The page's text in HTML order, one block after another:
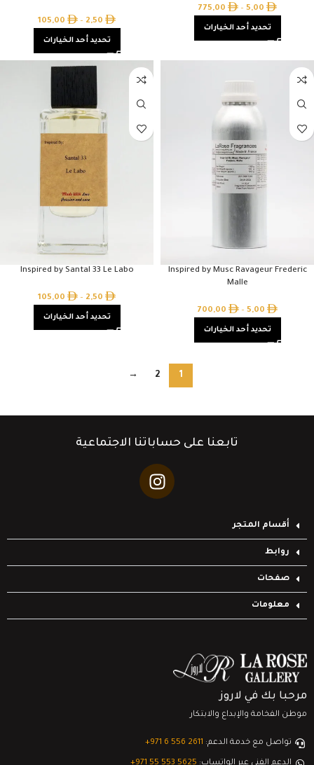
5,00
–
775,00
تحديد أحد الخيارات
2,50
–
105,00
تحديد أحد الخيارات
Inspired by Musc Ravageur Frederic
Malle
5,00
–
700,00
تحديد أحد الخيارات
Inspired by Santal 33 Le Labo
2,50
–
105,00
تحديد أحد الخيارات
1
2
→
تابعنا على حساباتنا الاجتماعية
أقسام المتجر
روابط
صفحات
معلومات
مرحبا بك في لاروز
موطن الفخامة والإبداع والابتكار
تواصل مع خدمة الدعم: ‎+971 6 556 2611
الدعم الفني عبر الواتساب: ‎+971 55 553 5625